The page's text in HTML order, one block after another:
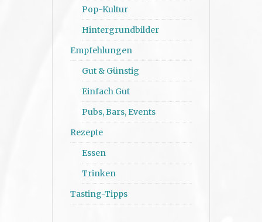
Pop-Kultur
Hintergrundbilder
Empfehlungen
Gut & Günstig
Einfach Gut
Pubs, Bars, Events
Rezepte
Essen
Trinken
Tasting-Tipps